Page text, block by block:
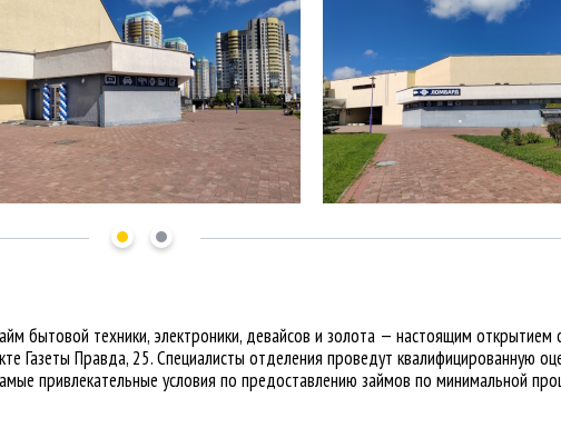
бытовой техники, электроники, девайсов и золота — настоящим открытием
Газеты Правда, 25. Специалисты отделения проведут квалифицированную
привлекательные условия по предоставлению займов по минимальной